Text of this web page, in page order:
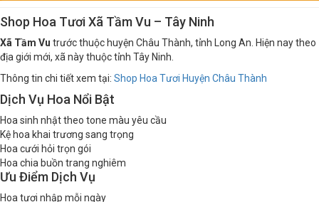
Shop Hoa Tươi Xã Tầm Vu – Tây Ninh
Xã Tầm Vu trước thuộc huyện Châu Thành, tỉnh Long An. Hiện nay theo
địa giới mới, xã này thuộc tỉnh Tây Ninh.
Thông tin chi tiết xem tại: Shop Hoa Tươi Huyện Châu Thành
Dịch Vụ Hoa Nổi Bật
Hoa sinh nhật theo tone màu yêu cầu
Kệ hoa khai trương sang trọng
Hoa cưới hỏi trọn gói
Hoa chia buồn trang nghiêm
Ưu Điểm Dịch Vụ
Hoa tươi nhập mỗi ngày